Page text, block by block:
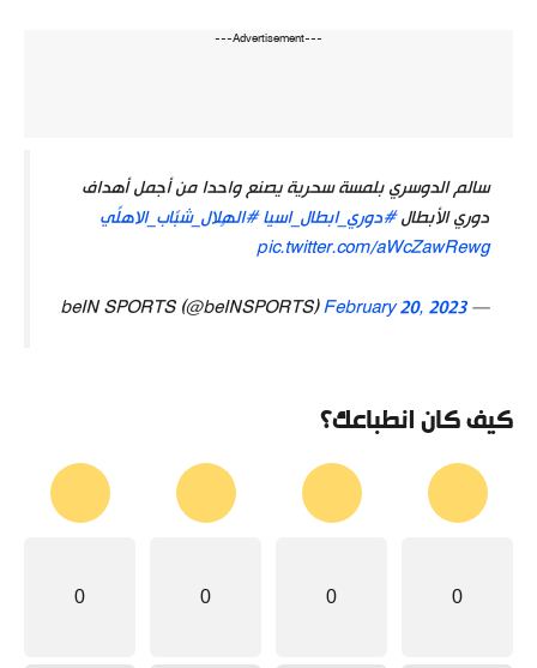
---Advertisement---
سالم الدوسري بلمسة سحرية يصنع واحدا من أجمل أهداف
دوري الأبطال#دوري_ابطال_اسيا#الهٍلال_شبًاب_الاهلًي
pic.twitter.com/aWcZawRewg
— beIN SPORTS (@beINSPORTS)
February 20, 2023
كيف كان انطباعك؟
0
0
0
0